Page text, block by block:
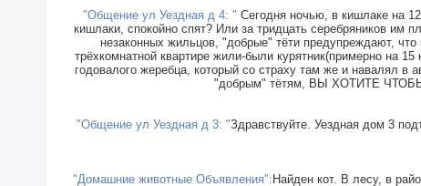
"Общение ул Уездная д 4: " Сегодня ночью, в кишлаке на
кишлаки, спокойно спят? Или за тридцать серебряников им
незаконных жильцов, "добрые" тёти предупреждают,
трёхкомнатной квартире жили-были курятник(примерно на
годовалого жеребца, который со страху там же и навалял в
"добрым" тётям, ВЫ ХОТИТЕ
"Общение ул Уездная д 3: "Здравствуйте. Уездная дом 3
"Домашние животные Объявления": Найден кот. В лесу, в